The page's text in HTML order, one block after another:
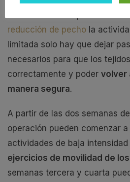
reducción de pecho la
limitada solo hay que dejar
necesarios para que los
correctamente y poder volver
manera segura.
A partir de las dos semanas
operación pueden comenzar
actividades de baja
ejercicios de movilidad de
semanas tercera y cuarta